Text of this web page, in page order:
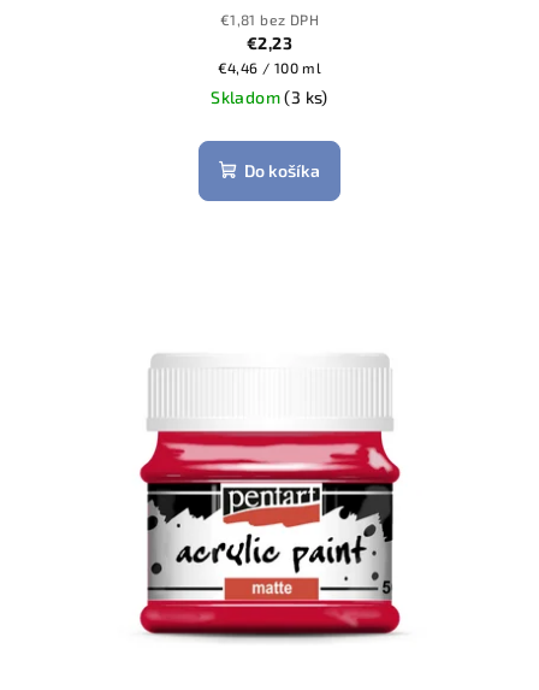
€1,81 bez DPH
€2,23
Jednotková
cena:
€4,46 / 100 ml
Skladom(3 ks)
Do košíka